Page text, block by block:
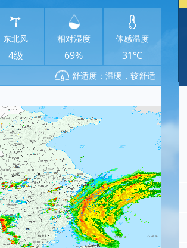
东北风
4级
相对湿度
69%
体感温度
31℃
舒适度：温暖，较舒适